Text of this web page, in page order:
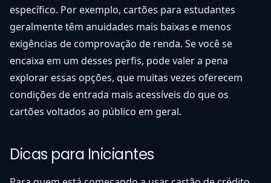
específico. Por exemplo, cartões para estudantes
geralmente têm anuidades mais baixas e menos
exigências de comprovação de renda. Se você se
encaixa em um desses perfis, pode valer a pena
explorar essas opções, que muitas vezes oferecem
condições de entrada mais acessíveis do que os
cartões voltados ao público em geral.
Dicas para Iniciantes